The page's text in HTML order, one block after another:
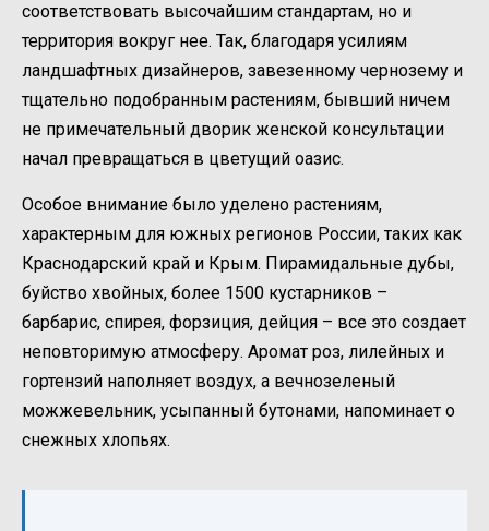
соответствовать высочайшим стандартам, но и
территория вокруг нее. Так, благодаря усилиям
ландшафтных дизайнеров, завезенному чернозему и
тщательно подобранным растениям, бывший ничем
не примечательный дворик женской консультации
начал превращаться в цветущий оазис.
Особое внимание было уделено растениям,
характерным для южных регионов России, таких как
Краснодарский край и Крым. Пирамидальные дубы,
буйство хвойных, более 1500 кустарников –
барбарис, спирея, форзиция, дейция – все это создает
неповторимую атмосферу. Аромат роз, лилейных и
гортензий наполняет воздух, а вечнозеленый
можжевельник, усыпанный бутонами, напоминает о
снежных хлопьях.